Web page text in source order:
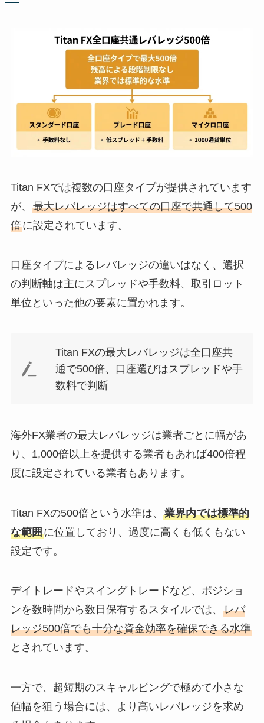
Titan FXでは複数の口座タイプが提供されています
が、 最大レバレッジはすべての口座で共通して500
倍に設定されています。
口座タイプによるレバレッジの違いはなく、選択
の判断軸は主にスプレッドや手数料、取引ロット
単位といった他の要素に置かれます。
Titan FXの最大レバレッジは全口座共
通で500倍、口座選びはスプレッドや手
数料で判断
海外FX業者の最大レバレッジは業者ごとに幅があ
り、1,000倍以上を提供する業者もあれば400倍程
度に設定されている業者もあります。
Titan FXの500倍という水準は、 業界内では標準的
な範囲に位置しており、過度に高くも低くもない
設定です。
デイトレードやスイングトレードなど、ポジショ
ンを数時間から数日保有するスタイルでは、 レバ
レッジ500倍でも十分な資金効率を確保できる水準
とされています。
一方で、超短期のスキャルピングで極めて小さな
値幅を狙う場合には、より高いレバレッジを求め